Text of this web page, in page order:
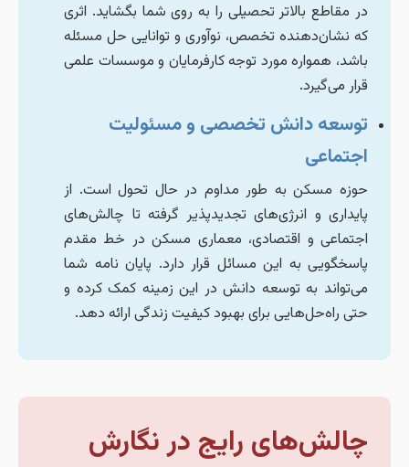
در مقاطع بالاتر تحصیلی را به روی شما بگشاید. اثری
که نشان‌دهنده تخصص، نوآوری و توانایی حل مسئله
باشد، همواره مورد توجه کارفرمایان و موسسات علمی
قرار می‌گیرد.
توسعه دانش تخصصی و مسئولیت
اجتماعی
حوزه مسکن به طور مداوم در حال تحول است. از
پایداری و انرژی‌های تجدیدپذیر گرفته تا چالش‌های
اجتماعی و اقتصادی، معماری مسکن در خط مقدم
پاسخگویی به این مسائل قرار دارد. پایان نامه شما
می‌تواند به توسعه دانش در این زمینه کمک کرده و
حتی راه‌حل‌هایی برای بهبود کیفیت زندگی ارائه دهد.
چالش‌های رایج در نگارش